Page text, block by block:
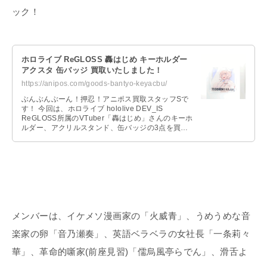
ック！
ホロライブ ReGLOSS 轟はじめ キーホルダー
アクスタ 缶バッジ 買取いたしました！
https://anipos.com/goods-bantyo-keyacbu/
ぶんぶんぶーん！押忍！アニポス買取スタッフSで
す！ 今回は、ホロライブ hololive DEV_IS
ReGLOSS所属のVTuber「轟はじめ」さんのキーホ
ルダー、アクリルスタンド、缶バッジの3点を買取
メンバーは、イケメソ漫画家の「火威青」、うめうめな音
楽家の卵「音乃瀬奏」、英語ベラベラの女社長「一条莉々
華」、革命的噺家(前座見習)「儒烏風亭らでん」、滑舌よ